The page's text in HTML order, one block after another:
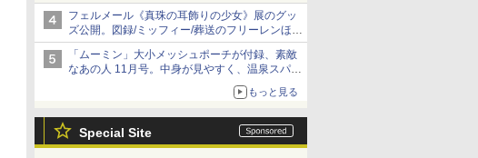
ねっと限定
フェルメール《真珠の耳飾りの少女》展のグッ
ズ公開。図録/ミッフィー/葬送のフリーレンほ
か、注目ブランドコラボが実現
「ムーミン」大小メッシュポーチが付録、素敵
なあの人 11月号。中身が見やすく、温泉スパに
もっと見る
Special Site